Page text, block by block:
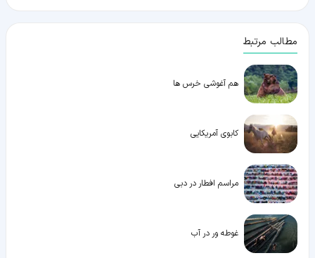
مطالب مرتبط
هم آغوشی خرس ها
کابوی آمریکایی
مراسم افطار در دبی
غوطه ور در آب